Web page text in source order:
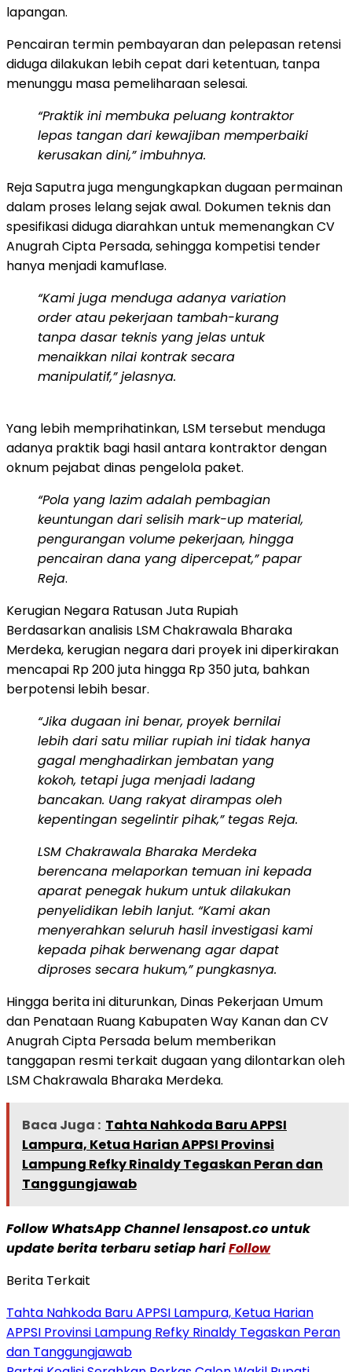
lapangan.
Pencairan termin pembayaran dan pelepasan retensi
diduga dilakukan lebih cepat dari ketentuan, tanpa
menunggu masa pemeliharaan selesai.
“Praktik ini membuka peluang kontraktor
lepas tangan dari kewajiban memperbaiki
kerusakan dini,” imbuhnya.
Reja Saputra juga mengungkapkan dugaan permainan
dalam proses lelang sejak awal. Dokumen teknis dan
spesifikasi diduga diarahkan untuk memenangkan CV
Anugrah Cipta Persada, sehingga kompetisi tender
hanya menjadi kamuflase.
“Kami juga menduga adanya variation
order atau pekerjaan tambah-kurang
tanpa dasar teknis yang jelas untuk
menaikkan nilai kontrak secara
manipulatif,” jelasnya.
Yang lebih memprihatinkan, LSM tersebut menduga
adanya praktik bagi hasil antara kontraktor dengan
oknum pejabat dinas pengelola paket.
“Pola yang lazim adalah pembagian
keuntungan dari selisih mark-up material,
pengurangan volume pekerjaan, hingga
pencairan dana yang dipercepat,” papar
Reja.
Kerugian Negara Ratusan Juta Rupiah
Berdasarkan analisis LSM Chakrawala Bharaka
Merdeka, kerugian negara dari proyek ini diperkirakan
mencapai Rp 200 juta hingga Rp 350 juta, bahkan
berpotensi lebih besar.
“Jika dugaan ini benar, proyek bernilai
lebih dari satu miliar rupiah ini tidak hanya
gagal menghadirkan jembatan yang
kokoh, tetapi juga menjadi ladang
bancakan. Uang rakyat dirampas oleh
kepentingan segelintir pihak,” tegas Reja.
LSM Chakrawala Bharaka Merdeka
berencana melaporkan temuan ini kepada
aparat penegak hukum untuk dilakukan
penyelidikan lebih lanjut. “Kami akan
menyerahkan seluruh hasil investigasi kami
kepada pihak berwenang agar dapat
diproses secara hukum,” pungkasnya.
Hingga berita ini diturunkan, Dinas Pekerjaan Umum
dan Penataan Ruang Kabupaten Way Kanan dan CV
Anugrah Cipta Persada belum memberikan
tanggapan resmi terkait dugaan yang dilontarkan oleh
LSM Chakrawala Bharaka Merdeka.
Baca Juga : Tahta Nahkoda Baru APPSI
Lampura, Ketua Harian APPSI Provinsi
Lampung Refky Rinaldy Tegaskan Peran dan
Tanggungjawab
Follow WhatsApp Channel lensapost.co untuk
update berita terbaru setiap hariFollow
Berita Terkait
Tahta Nahkoda Baru APPSI Lampura, Ketua Harian
APPSI Provinsi Lampung Refky Rinaldy Tegaskan Peran
dan Tanggungjawab